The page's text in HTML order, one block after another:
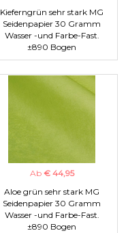
Kieferngrün sehr stark MG
Seidenpapier 30 Gramm
Wasser -und Farbe-Fast.
±890 Bogen
Ab € 44,95
Aloe grün sehr stark MG
Seidenpapier 30 Gramm
Wasser -und Farbe-Fast.
±890 Bogen